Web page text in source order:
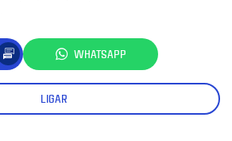
WHATSAPP
LIGAR